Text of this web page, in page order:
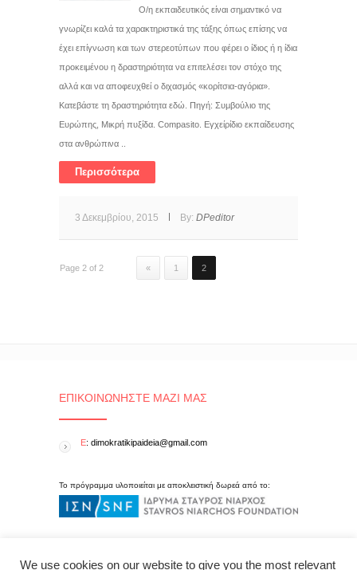
Ο/η εκπαιδευτικός είναι σημαντικό να
γνωρίζει καλά τα χαρακτηριστικά της τάξης όπως επίσης να
έχει επίγνωση και των στερεοτύπων που φέρει ο ίδιος ή η ίδια
προκειμένου η δραστηριότητα να επιτελέσει τον στόχο της
αλλά και να αποφευχθεί ο διχασμός «κορίτσια-αγόρια».
Κατεβάστε τη δραστηριότητα εδώ. Πηγή: Συμβούλιο της
Ευρώπης, Μικρή πυξίδα. Compasito. Εγχείρίδιο εκπαίδευσης
στα ανθρώπινα ..
Περισσότερα
3 Δεκεμβρίου, 2015 By: DPeditor
Page 2 of 2 « 1 2
ΕΠΙΚΟΙΝΩΝΉΣΤΕ ΜΑΖΊ ΜΑΣ
E: dimokratikipaideia@gmail.com
Το πρόγραμμα υλοποιείται με αποκλειστική δωρεά από το:
We use cookies on our website to give you the most relevant